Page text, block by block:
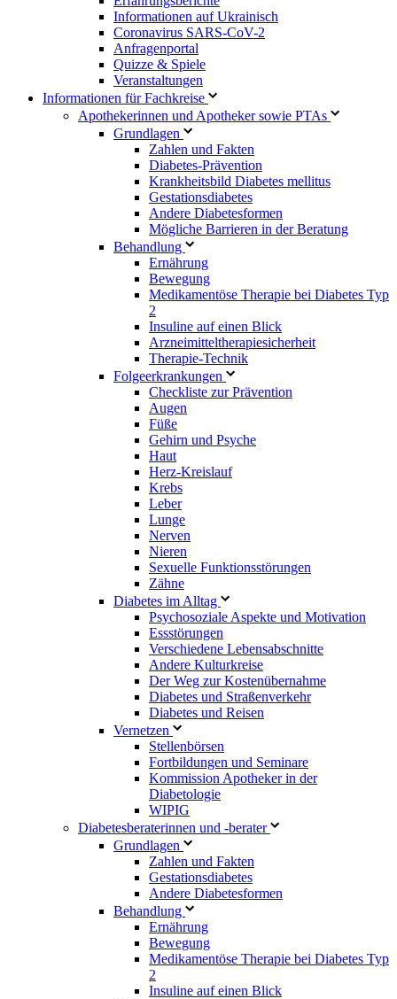
Informationen auf Ukrainisch
Coronavirus SARS-CoV-2
Anfragenportal
Quizze & Spiele
Veranstaltungen
Informationen für Fachkreise
Apothekerinnen und Apotheker sowie PTAs
Grundlagen
Zahlen und Fakten
Diabetes-Prävention
Krankheitsbild Diabetes mellitus
Gestationsdiabetes
Andere Diabetesformen
Mögliche Barrieren in der Beratung
Behandlung
Ernährung
Bewegung
Medikamentöse Therapie bei Diabetes Typ
2
Insuline auf einen Blick
Arzneimitteltherapie­sicherheit
Therapie-Technik
Fol­ge­er­kran­kun­gen
Checkliste zur Prävention
Augen
Füße
Gehirn und Psyche
Haut
Herz-Kreislauf
Krebs
Leber
Lunge
Nerven
Nieren
Sexuelle Funktionsstörungen
Zähne
Diabetes im Alltag
Psychosoziale Aspekte und Motivation
Essstörungen
Verschiedene Lebensabschnitte
Andere Kulturkreise
Der Weg zur Kostenübernahme
Diabetes und Straßenverkehr
Diabetes und Reisen
Vernetzen
Stellenbörsen
Fortbildungen und Seminare
Kommission Apotheker in der
Diabetologie
WIPIG
Diabetesberaterinnen und -berater
Grundlagen
Zahlen und Fakten
Gestationsdiabetes
Andere Diabetesformen
Behandlung
Ernährung
Bewegung
Medikamentöse Therapie bei Diabetes Typ
2
Insuline auf einen Blick